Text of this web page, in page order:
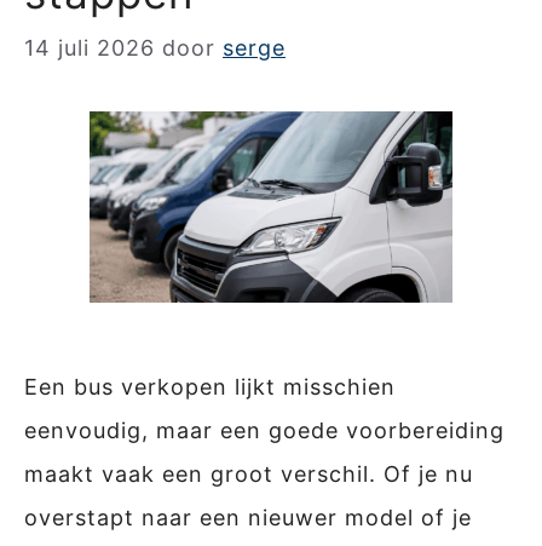
14 juli 2026 door serge
Een bus verkopen lijkt misschien
eenvoudig, maar een goede voorbereiding
maakt vaak een groot verschil. Of je nu
overstapt naar een nieuwer model of je